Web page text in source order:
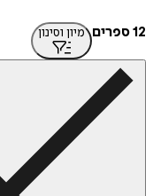
מיון וסינון